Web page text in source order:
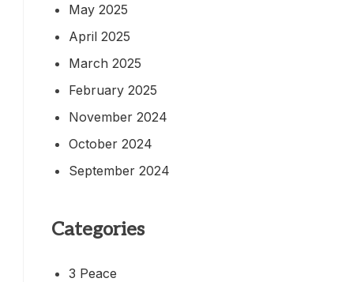
May 2025
April 2025
March 2025
February 2025
November 2024
October 2024
September 2024
Categories
3 Peace